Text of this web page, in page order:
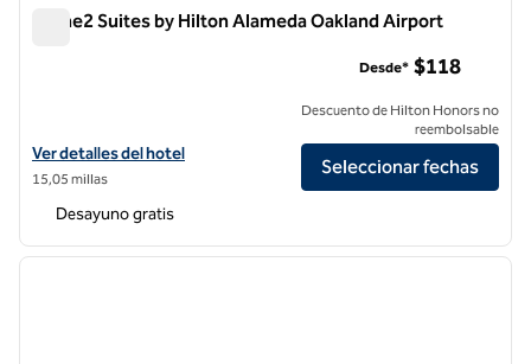
Home2 Suites by Hilton Alameda Oakland Airport
Ver detalles del hotel Home2 Suites by Hilton Alameda Oakland
Ver detalles del hotel
15,05 millas
Desde* $118
Descuento de Hilton Honors no
reembolsable
Seleccionar fechas
Desayuno gratis
1 de 12